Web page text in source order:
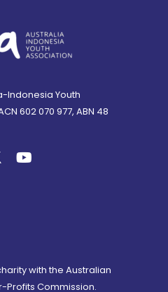
Indonesia Youth
602 070 977, ABN 48
with the Australian
Profits Commission.